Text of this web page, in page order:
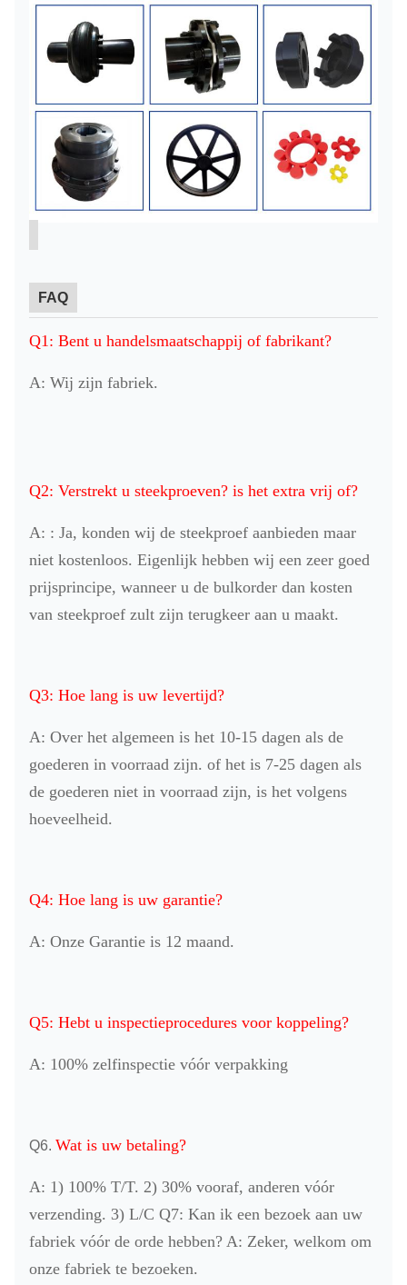
FAQ
Q1: Bent u handelsmaatschappij of fabrikant?
A: Wij zijn fabriek.
Q2: Verstrekt u steekproeven? is het extra vrij of?
A: : Ja, konden wij de steekproef aanbieden maar
niet kostenloos. Eigenlijk hebben wij een zeer goed
prijsprincipe, wanneer u de bulkorder dan kosten
van steekproef zult zijn terugkeer aan u maakt.
Q3: Hoe lang is uw levertijd?
A: Over het algemeen is het 10-15 dagen als de
goederen in voorraad zijn. of het is 7-25 dagen als
de goederen niet in voorraad zijn, is het volgens
hoeveelheid.
Q4: Hoe lang is uw garantie?
A: Onze Garantie is 12 maand.
Q5: Hebt u inspectieprocedures voor koppeling?
A: 100% zelfinspectie vóór verpakking
Q6. Wat is uw betaling?
A: 1) 100% T/T. 2) 30% vooraf, anderen vóór
verzending. 3) L/C Q7: Kan ik een bezoek aan uw
fabriek vóór de orde hebben? A: Zeker, welkom om
onze fabriek te bezoeken.